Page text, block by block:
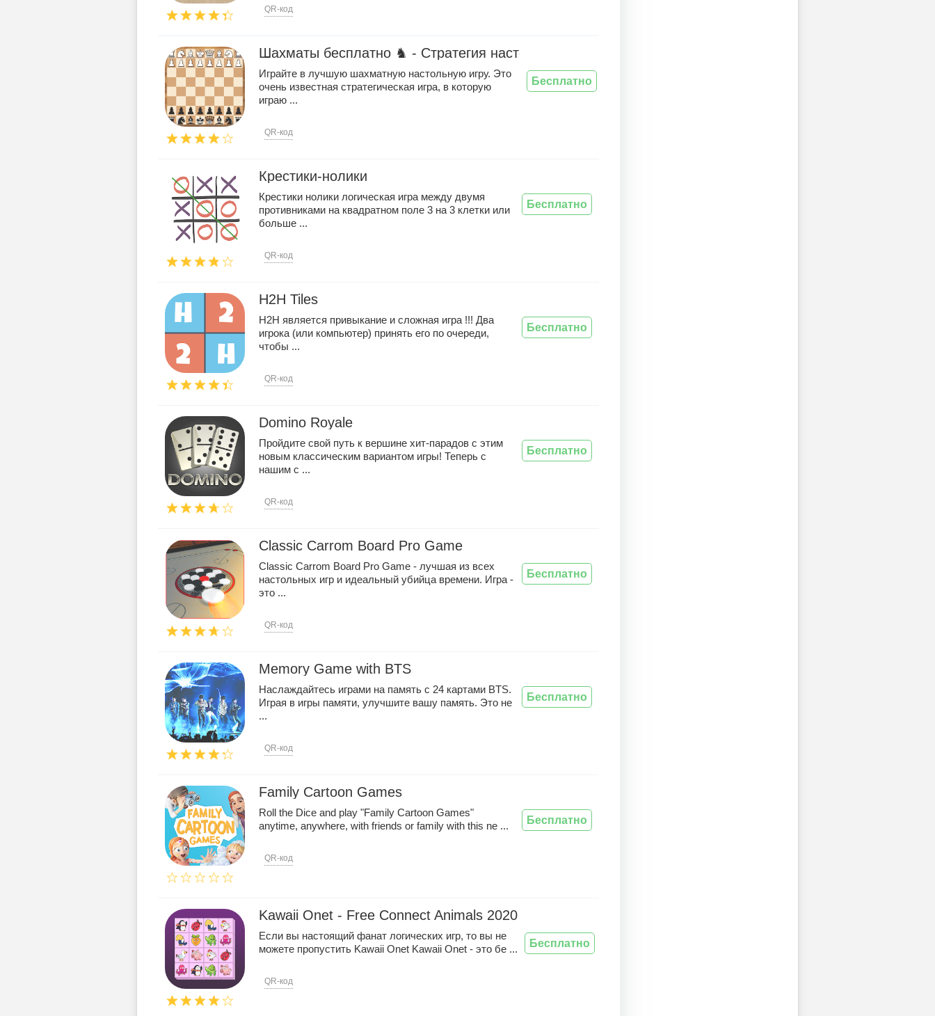
QR-код
Шахматы бесплатно ♞ - Стратегия настольная игра
Играйте в лучшую шахматную настольную игру. Это
очень известная стратегическая игра, в которую
играю ...
QR-код
Бесплатно
Крестики-нолики
Крестики нолики логическая игра между двумя
противниками на квадратном поле 3 на 3 клетки или
больше ...
QR-код
Бесплатно
H2H Tiles
H2H является привыкание и сложная игра !!! Два
игрока (или компьютер) принять его по очереди,
чтобы ...
QR-код
Бесплатно
Domino Royale
Пройдите свой путь к вершине хит-парадов с этим
новым классическим вариантом игры! Теперь с
нашим с ...
QR-код
Бесплатно
Classic Carrom Board Pro Game
Classic Carrom Board Pro Game - лучшая из всех
настольных игр и идеальный убийца времени. Игра -
это ...
QR-код
Бесплатно
Memory Game with BTS
Наслаждайтесь играми на память с 24 картами BTS.
Играя в игры памяти, улучшите вашу память. Это не
...
QR-код
Бесплатно
Family Cartoon Games
Roll the Dice and play "Family Cartoon Games"
anytime, anywhere, with friends or family with this ne ...
QR-код
Бесплатно
Kawaii Onet - Free Connect Animals 2020
Если вы настоящий фанат логических игр, то вы не
можете пропустить Kawaii Onet Kawaii Onet - это бе ...
QR-код
Бесплатно